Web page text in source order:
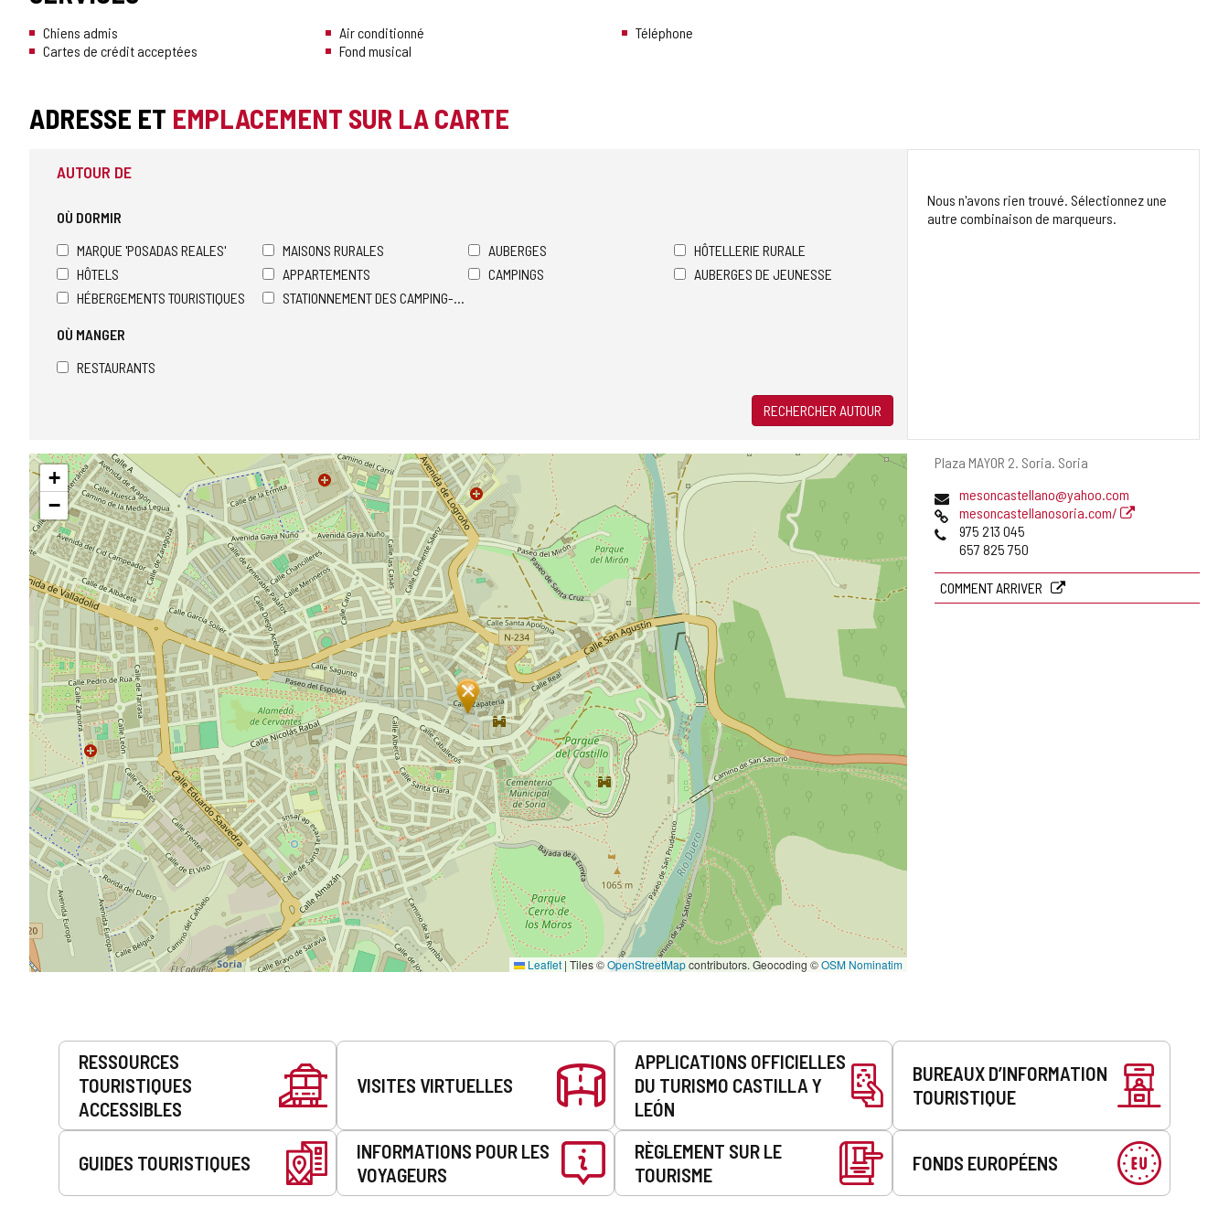
Chiens admis
Cartes de crédit acceptées
Air conditionné
Fond musical
Téléphone
ADRESSE ET EMPLACEMENT SUR LA CARTE
Adresse
Plaza MAYOR 2. Soria. Soria
Adresse
de
courrier
électronique
mesoncastellano@yahoo.com
Page
Web
mesoncastellanosoria.com/
Téléphones
975 213 045
657 825 750
COMMENT ARRIVER
AUTOUR DE
OÙ DORMIR
MARQUE 'POSADAS REALES'
MAISONS RURALES AUBERGES
HÔTELLERIE RURALE
HÔTELS
APPARTEMENTS CAMPINGS
AUBERGES DE JEUNESSE
HÉBERGEMENTS TOURISTIQUES
STATIONNEMENT DES CAMPING-CARS
OÙ MANGER
RESTAURANTS
RECHERCHER AUTOUR
Nous n'avons rien trouvé. Sélectionnez une
autre combinaison de marqueurs.
Sauter
la
carte
+
−
Leaflet | Tiles ©OpenStreetMapcontributors. Geocoding ©OSM Nominatim
Prestations
RESSOURCES
TOURISTIQUES
ACCESSIBLES
VISITES VIRTUELLES
APPLICATIONS OFFICIELLES
DU TURISMO CASTILLA Y
LEÓN
BUREAUX D’INFORMATION
TOURISTIQUE
GUIDES TOURISTIQUES
INFORMATIONS POUR LES
VOYAGEURS
RÈGLEMENT SUR LE
TOURISME
FONDS EUROPÉENS